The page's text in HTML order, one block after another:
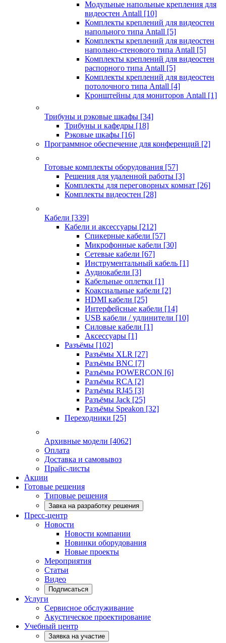
Модульные напольные крепления для
видеостен Antall [10]
Комплекты креплений для видеостен
напольного типа Antall [5]
Комплекты креплений для видеостен
напольно-стенового типа Antall [5]
Комплекты креплений для видеостен
распорного типа Antall [5]
Комплекты креплений для видеостен
потолочного типа Antall [4]
Кронштейны для мониторов Antall [1]
Трибуны и рэковые шкафы [34]
Трибуны и кафедры [18]
Рэковые шкафы [16]
Программное обеспечение для конференций [2]
Готовые комплекты оборудования [57]
Решения для удаленной работы [3]
Комплекты для переговорных комнат [26]
Комплекты видеостен [28]
Кабели [339]
Кабели и аксессуары [212]
Спикерные кабели [57]
Микрофонные кабели [30]
Сетевые кабели [67]
Инструментальный кабель [1]
Аудиокабели [3]
Кабельные оплетки [1]
Коаксиальные кабели [2]
HDMI кабели [25]
Интерфейсные кабели [14]
USB кабели / удлинители [10]
Силовые кабели [1]
Аксессуары [1]
Разъёмы [102]
Разъёмы XLR [27]
Разъёмы BNC [7]
Разъёмы POWERCON [6]
Разъёмы RCA [2]
Разъёмы RJ45 [3]
Разъёмы Jack [25]
Разъёмы Speakon [32]
Переходники [25]
Архивные модели [4062]
Оплата
Доставка и самовывоз
Прайс-листы
Акции
Готовые решения
Типовые решения
Завка на разработку решения
Пресс-центр
Новости
Новости компании
Новинки оборудования
Новые проекты
Мероприятия
Статьи
Видео
Подписаться
Услуги
Сервисное обслуживание
Акустическое проектирование
Учебный центр
Заявка на участие